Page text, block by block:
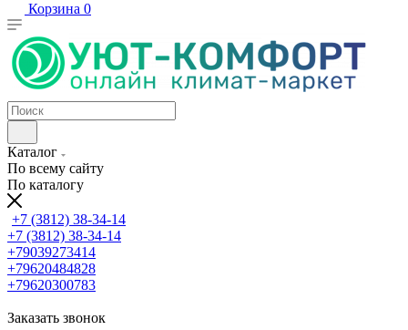
Корзина 0
Каталог
По всему сайту
По каталогу
+7 (3812) 38-34-14
+7 (3812) 38-34-14
+79039273414
+79620484828
+79620300783
Заказать звонок